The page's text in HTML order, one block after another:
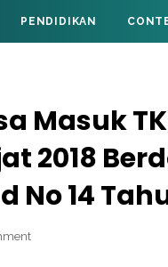
PENDIDIKAN
Masuk
2018
No 14